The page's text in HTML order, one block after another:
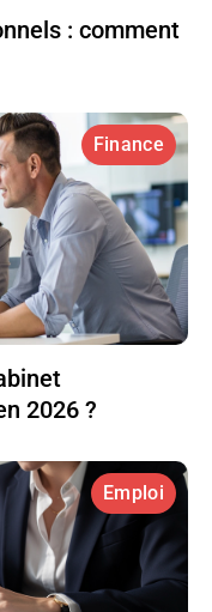
: comment
Finance
2026 ?
Emploi